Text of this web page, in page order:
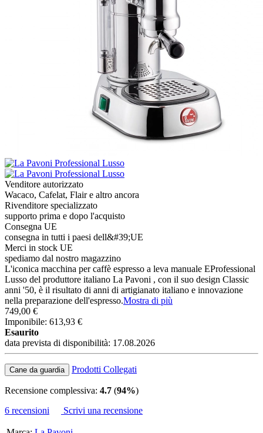
Venditore autorizzato
Wacaco, Cafelat, Flair e altro ancora
Rivenditore specializzato
supporto prima e dopo l'acquisto
Consegna UE
consegna in tutti i paesi dell&#39;UE
Merci in stock UE
spediamo dal nostro magazzino
L'iconica macchina per caffè espresso a leva manuale EProfessional
Lusso del produttore italiano La Pavoni , con il suo design Classic
anni '50, è il risultato di anni di artigianato italiano e innovazione
nella preparazione dell'espresso.Mostra di più
749,00 €
Imponibile: 613,93 €
Esaurito
data prevista di disponibilità: 17.08.2026
Cane da guardia Prodotti Collegati
Recensione complessiva: 4.7 (94%)
6 recensioni
Scrivi una recensione